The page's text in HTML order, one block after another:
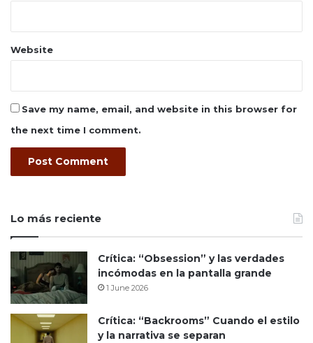
Website
Save my name, email, and website in this browser for
the next time I comment.
Lo más reciente
Crítica: “Obsession” y las verdades
incómodas en la pantalla grande
1 June 2026
Crítica: “Backrooms” Cuando el estilo
y la narrativa se separan